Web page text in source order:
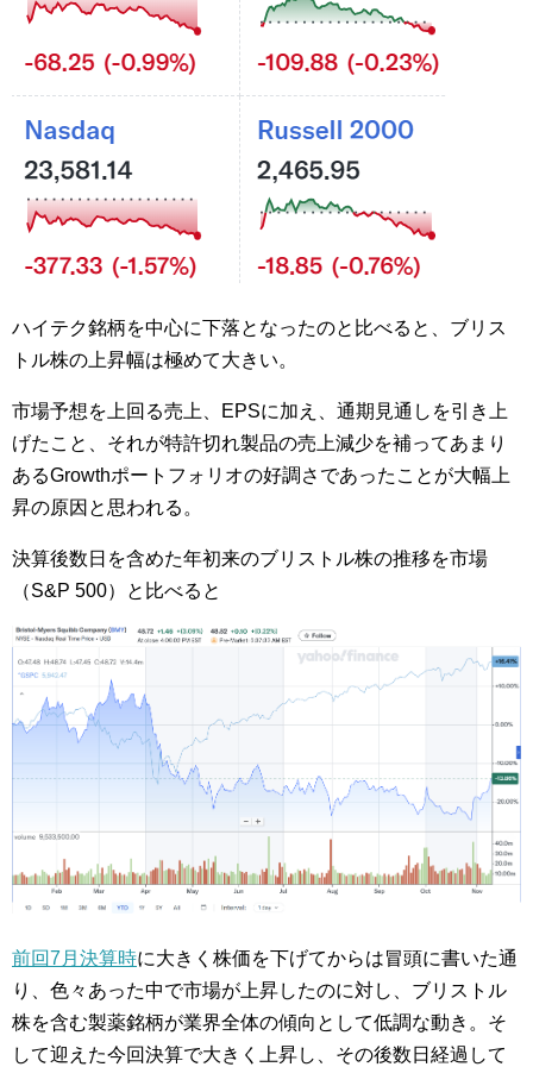
ハイテク銘柄を中心に下落となったのと比べると、ブリス
トル株の上昇幅は極めて大きい。
市場予想を上回る売上、EPSに加え、通期見通しを引き上
げたこと、それが特許切れ製品の売上減少を補ってあまり
あるGrowthポートフォリオの好調さであったことが大幅上
昇の原因と思われる。
決算後数日を含めた年初来のブリストル株の推移を市場
（S&P 500）と比べると
前回7月決算時に大きく株価を下げてからは冒頭に書いた通
り、色々あった中で市場が上昇したのに対し、ブリストル
株を含む製薬銘柄が業界全体の傾向として低調な動き。そ
して迎えた今回決算で大きく上昇し、その後数日経過して